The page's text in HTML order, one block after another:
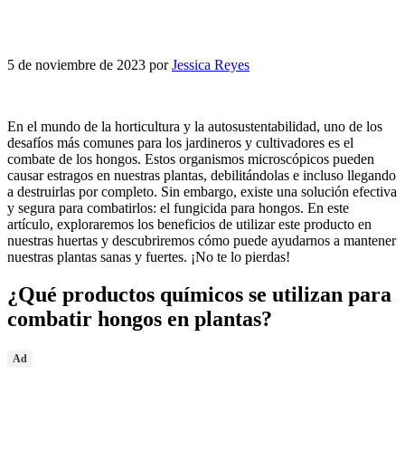
5 de noviembre de 2023 porJessica Reyes
En el mundo de la horticultura y la autosustentabilidad, uno de los
desafíos más comunes para los jardineros y cultivadores es el
combate de los hongos. Estos organismos microscópicos pueden
causar estragos en nuestras plantas, debilitándolas e incluso llegando
a destruirlas por completo. Sin embargo, existe una solución efectiva
y segura para combatirlos: el fungicida para hongos. En este
artículo, exploraremos los beneficios de utilizar este producto en
nuestras huertas y descubriremos cómo puede ayudarnos a mantener
nuestras plantas sanas y fuertes. ¡No te lo pierdas!
¿Qué productos químicos se utilizan para
combatir hongos en plantas?
Ad